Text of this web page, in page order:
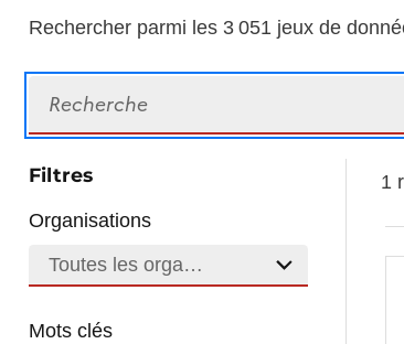
Rechercher parmi les 3 051 jeux de
Filtres
Organisations
Toutes les organisations
Mots clés
1